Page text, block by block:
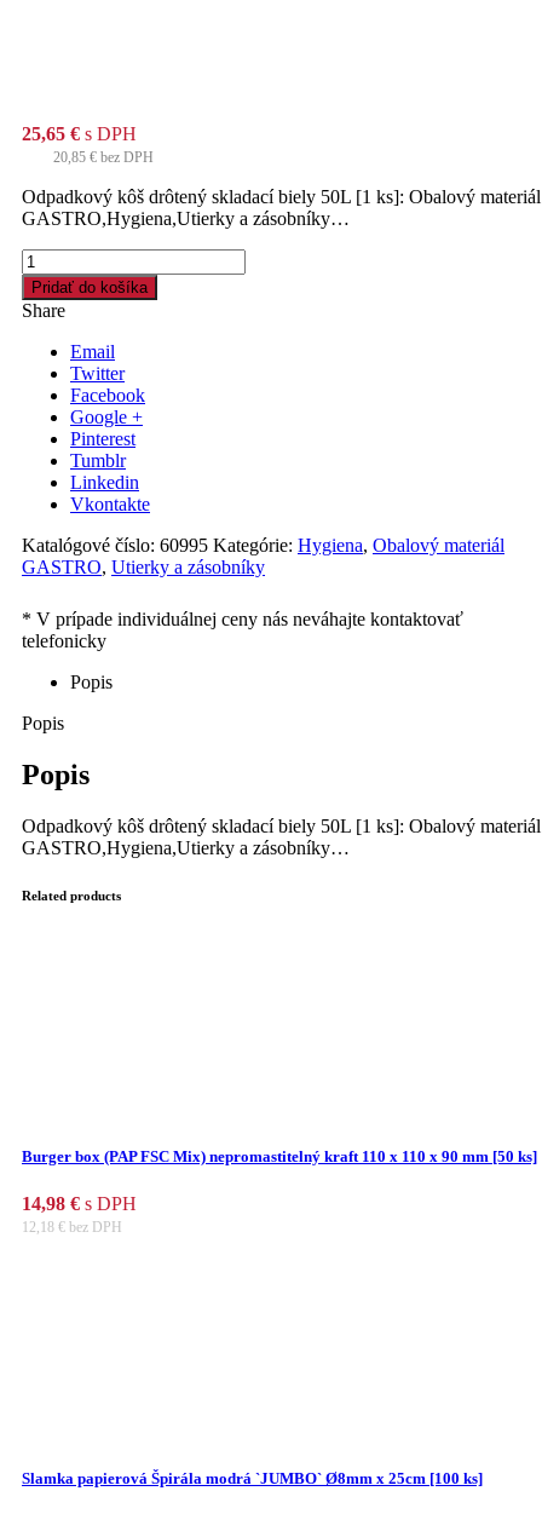
25,65 € s DPH
20,85 € bez DPH
Odpadkový kôš drôtený skladací biely 50L [1 ks]: Obalový materiál
GASTRO,Hygiena,Utierky a zásobníky…
množstvo
Odpadkový
kôš
drôtený
skladací
biely
Pridať do košíka
Share
Email
Twitter
Facebook
Google +
Pinterest
Tumblr
Linkedin
Vkontakte
Katalógové číslo: 60995 Kategórie: Hygiena, Obalový materiál
GASTRO, Utierky a zásobníky
Popis
Popis
Popis
Odpadkový kôš drôtený skladací biely 50L [1 ks]: Obalový materiál
GASTRO,Hygiena,Utierky a zásobníky…
Related products
Burger box (PAP FSC Mix) nepromastitelný kraft 110 x 110 x 90 mm [50 ks]
14,98 € s DPH
12,18 € bez DPH
Slamka papierová Špirála modrá `JUMBO` Ø8mm x 25cm [100 ks]